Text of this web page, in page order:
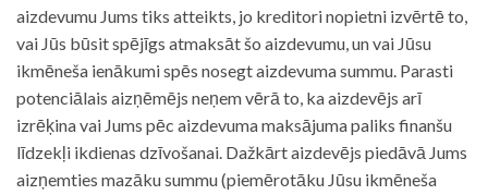
aizdevumu Jums tiks atteikts, jo kreditori nopietni izvērtē to,
vai Jūs būsit spējīgs atmaksāt šo aizdevumu, un vai Jūsu
ikmēneša ienākumi spēs nosegt aizdevuma summu. Parasti
potenciālais aizņēmējs neņem vērā to, ka aizdevējs arī
izrēķina vai Jums pēc aizdevuma maksājuma paliks finanšu
līdzekļi ikdienas dzīvošanai. Dažkārt aizdevējs piedāvā Jums
aizņemties mazāku summu (piemērotāku Jūsu ikmēneša